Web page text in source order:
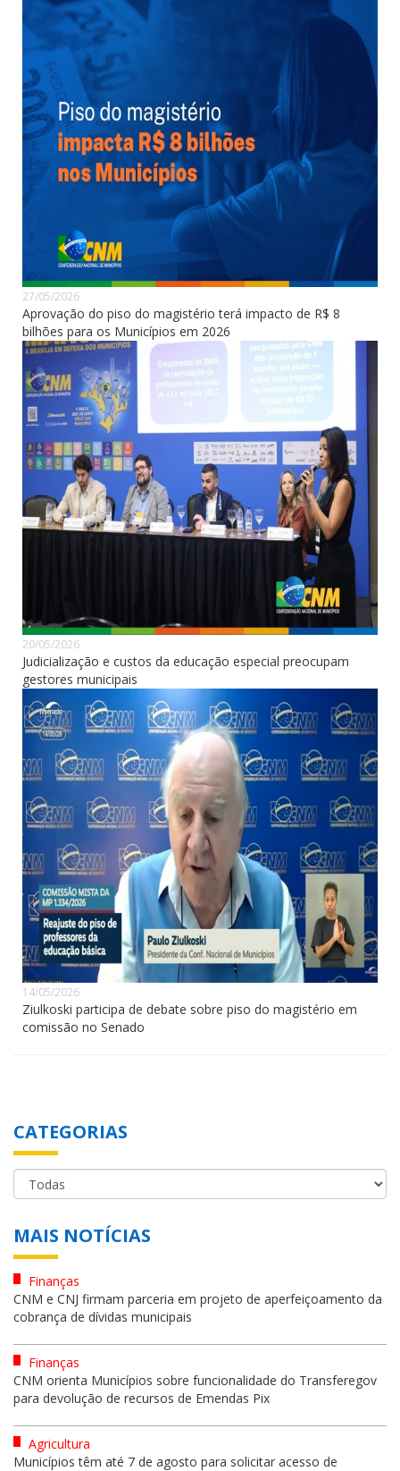
27/05/2026
Aprovação do piso do magistério terá impacto de R$ 8
bilhões para os Municípios em 2026
20/05/2026
Judicialização e custos da educação especial preocupam
gestores municipais
14/05/2026
Ziulkoski participa de debate sobre piso do magistério em
comissão no Senado
CATEGORIAS
MAIS NOTÍCIAS
Finanças
CNM e CNJ firmam parceria em projeto de aperfeiçoamento da
cobrança de dívidas municipais
Finanças
CNM orienta Municípios sobre funcionalidade do Transferegov
para devolução de recursos de Emendas Pix
Agricultura
Municípios têm até 7 de agosto para solicitar acesso de